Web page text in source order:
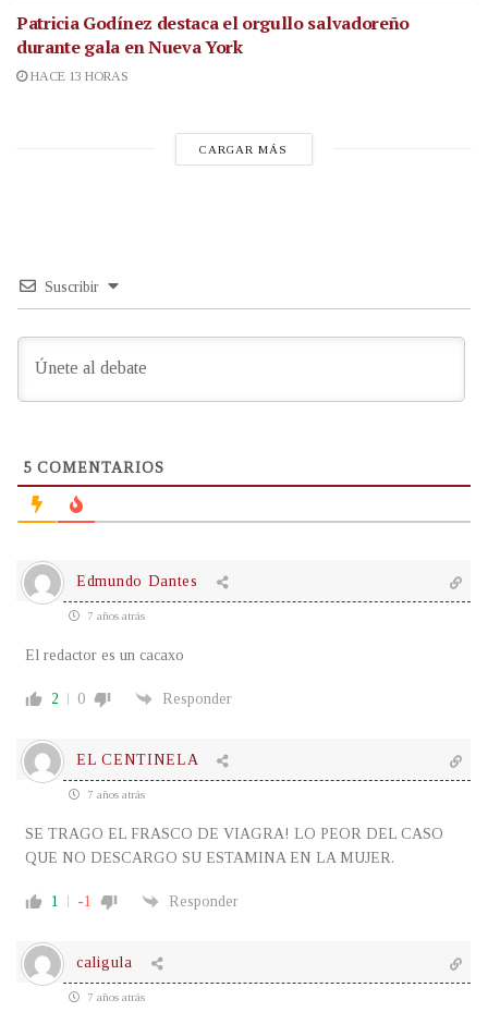
Patricia Godínez destaca el orgullo salvadoreño
durante gala en Nueva York
HACE 13 HORAS
CARGAR MÁS
Suscribir
5 COMENTARIOS
Edmundo Dantes
7 años atrás
El redactor es un cacaxo
2 0 Responder
EL CENTINELA
7 años atrás
SE TRAGO EL FRASCO DE VIAGRA! LO PEOR DEL CASO
QUE NO DESCARGO SU ESTAMINA EN LA MUJER.
1 -1 Responder
caligula
7 años atrás